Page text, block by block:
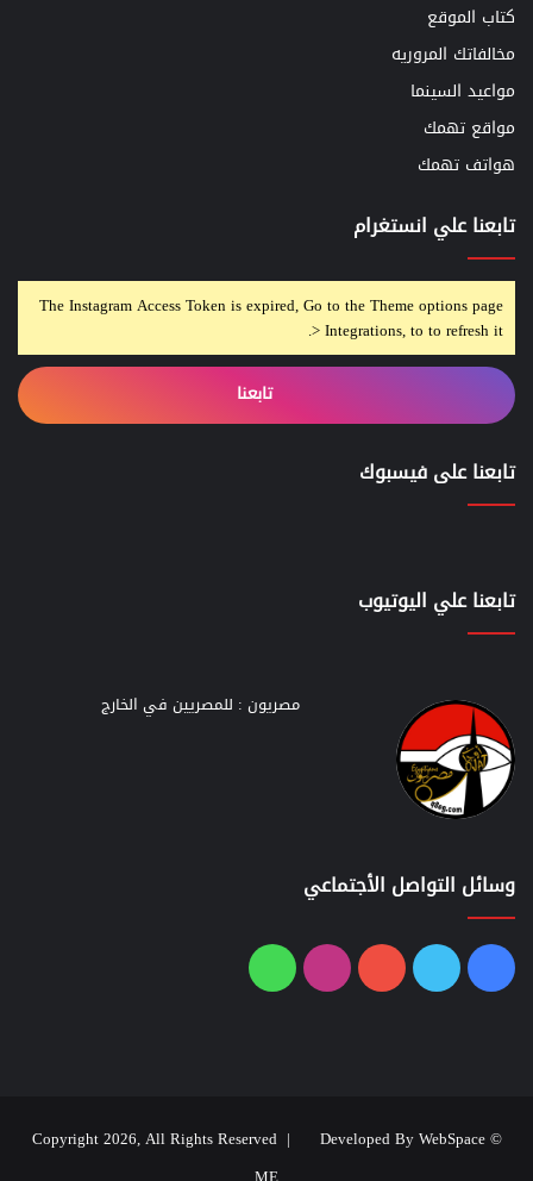
كتاب الموقع
مخالفاتك المروريه
مواعيد السينما
مواقع تهمك
هواتف تهمك
تابعنا علي انستغرام
The Instagram Access Token is expired, Go to the Theme options page
> Integrations, to to refresh it.
تابعنا
تابعنا على فيسبوك
تابعنا علي اليوتيوب
مصريون : للمصريين في الخارج
وسائل التواصل الأجتماعي
فيسبوك
تويتر يوتيوبانستقرامواتساب
© Copyright 2026, All Rights Reserved |
Developed By WebSpace